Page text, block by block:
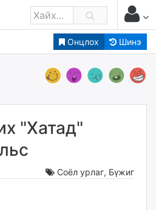
Онцлох Шинэ
"Хатад"
Соёл урлаг, Бүжиг